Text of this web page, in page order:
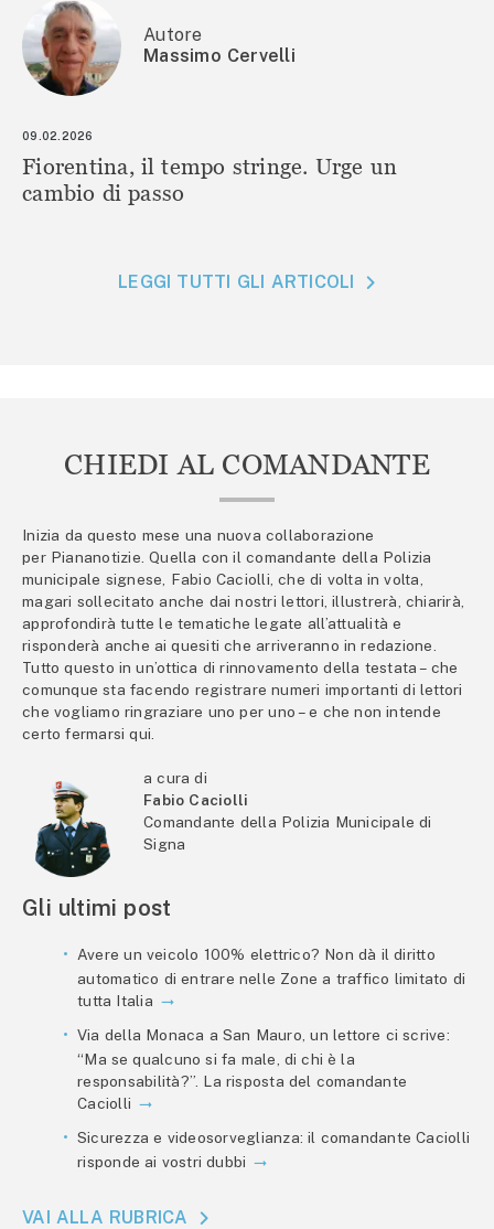
Autore
Massimo Cervelli
09.02.2026
Fiorentina, il tempo stringe. Urge un
cambio di passo
LEGGI TUTTI GLI ARTICOLI
CHIEDI AL COMANDANTE
Inizia da questo mese una nuova collaborazione
per Piananotizie. Quella con il comandante della Polizia
municipale signese, Fabio Caciolli, che di volta in volta,
magari sollecitato anche dai nostri lettori, illustrerà, chiarirà,
approfondirà tutte le tematiche legate all’attualità e
risponderà anche ai quesiti che arriveranno in redazione.
Tutto questo in un’ottica di rinnovamento della testata – che
comunque sta facendo registrare numeri importanti di lettori
che vogliamo ringraziare uno per uno – e che non intende
certo fermarsi qui.
a cura di
Fabio Caciolli
Comandante della Polizia Municipale di
Signa
Gli ultimi post
Avere un veicolo 100% elettrico? Non dà il diritto
automatico di entrare nelle Zone a traffico limitato di
tutta Italia
Via della Monaca a San Mauro, un lettore ci scrive:
“Ma se qualcuno si fa male, di chi è la
responsabilità?”. La risposta del comandante
Caciolli
Sicurezza e videosorveglianza: il comandante Caciolli
risponde ai vostri dubbi
VAI ALLA RUBRICA